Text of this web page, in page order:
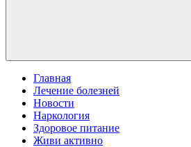
Главная
Лечение болезней
Новости
Наркология
Здоровое питание
Живи активно